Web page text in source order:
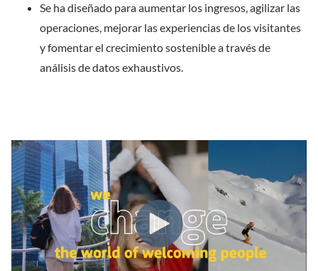
Se ha diseñado para aumentar los ingresos, agilizar las
operaciones, mejorar las experiencias de los visitantes
y fomentar el crecimiento sostenible a través de
análisis de datos exhaustivos.